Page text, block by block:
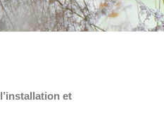
l’installation et